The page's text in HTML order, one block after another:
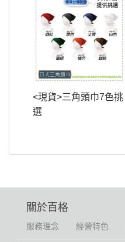
<現貨>三角頭巾7色挑
選
關於百格
服務理念 經營特色